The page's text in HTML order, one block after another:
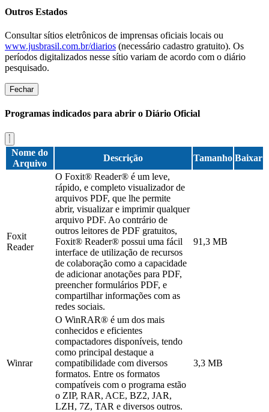
Outros Estados
Consultar sítios eletrônicos de imprensas oficiais locais ou
www.jusbrasil.com.br/diarios (necessário cadastro gratuito). Os
períodos digitalizados nesse sítio variam de acordo com o diário
pesquisado.
Fechar
Programas indicados para abrir o Diário Oficial
Nome do
Arquivo
Descrição Tamanho Baixar
Foxit
Reader
O Foxit® Reader® é um leve,
rápido, e completo visualizador de
arquivos PDF, que lhe permite
abrir, visualizar e imprimir qualquer
arquivo PDF. Ao contrário de
outros leitores de PDF gratuitos,
Foxit® Reader® possui uma fácil
interface de utilização de recursos
de colaboração como a capacidade
de adicionar anotações para PDF,
preencher formulários PDF, e
compartilhar informações com as
redes sociais.
91,3 MB
Winrar
O WinRAR® é um dos mais
conhecidos e eficientes
compactadores disponíveis, tendo
como principal destaque a
compatibilidade com diversos
formatos. Entre os formatos
compatíveis com o programa estão
o ZIP, RAR, ACE, BZ2, JAR,
LZH, 7Z, TAR e diversos outros.
3,3 MB